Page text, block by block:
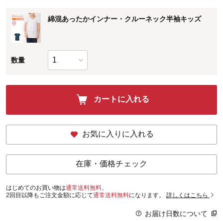
綿混あったかインナー・クルーネック半袖キッズ
数量
カートに入れる
お気に入りに入れる
在庫・価格チェック
はじめてのお買い物は通常送料無料。
2回目以降もご注文金額に応じて通常送料無料になります。 詳しくはこちら
お届け日数について